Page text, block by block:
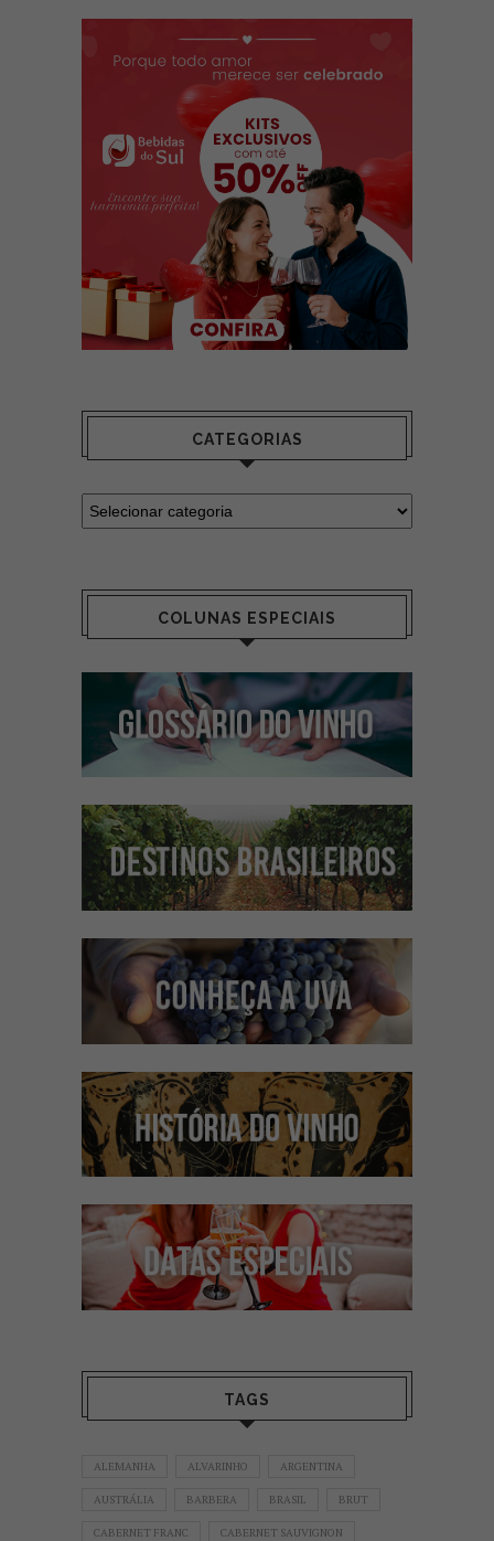
CATEGORIAS
COLUNAS ESPECIAIS
TAGS
ALEMANHA ALVARINHO ARGENTINA
AUSTRÁLIA BARBERA BRASIL BRUT
CABERNET FRANC CABERNET SAUVIGNON